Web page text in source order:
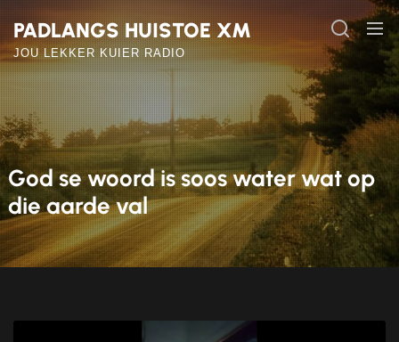
the
content
PADLANGS HUISTOE XM
JOU LEKKER KUIER RADIO
God se woord is soos water wat op
die aarde val